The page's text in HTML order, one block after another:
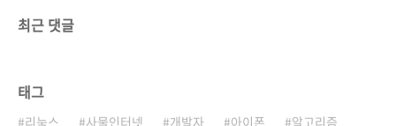
최근 댓글
태그
리눅스 사물인터넷 개발자 아이폰
알고리즘